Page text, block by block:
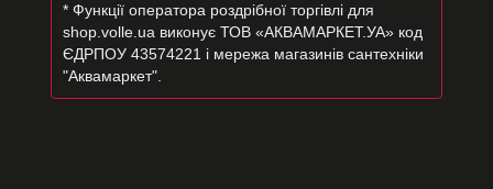
* Функції оператора роздрібної торгівлі для
shop.volle.ua виконує ТОВ «АКВАМАРКЕТ.УА» код
ЄДРПОУ 43574221 і мережа магазинів сантехніки
"Аквамаркет".